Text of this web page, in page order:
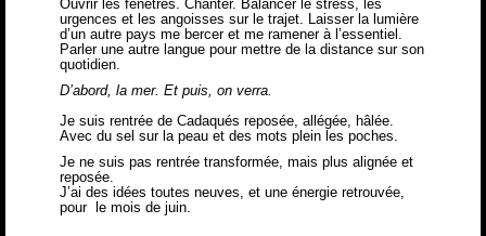
Ouvrir les fenêtres. Chanter. Balancer le stress, les
urgences et les angoisses sur le trajet. Laisser la lumière
d’un autre pays me bercer et me ramener à l’essentiel.
Parler une autre langue pour mettre de la distance sur son
quotidien.
D’abord, la mer. Et puis, on verra.
Je suis rentrée de Cadaqués reposée, allégée, hâlée.
Avec du sel sur la peau et des mots plein les poches.
Je ne suis pas rentrée transformée, mais plus alignée et
reposée.
J’ai des idées toutes neuves, et une énergie retrouvée,
pour le mois de juin.